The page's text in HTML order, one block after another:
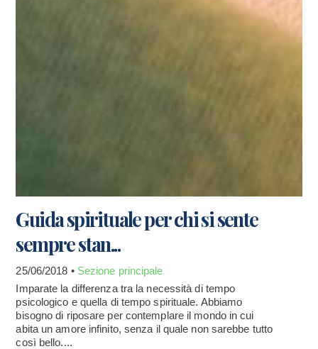
Guida spirituale per chi si sente
sempre stan...
25/06/2018 • Sezione principale
Imparate la differenza tra la necessità di tempo
psicologico e quella di tempo spirituale. Abbiamo
bisogno di riposare per contemplare il mondo in cui
abita un amore infinito, senza il quale non sarebbe tutto
così bello....